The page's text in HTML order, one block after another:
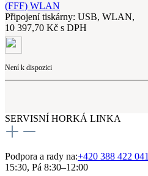
(FFF) WLAN
Připojení tiskárny: USB, WLAN,
10 397,70 Kč s DPH
Není k dispozici
SERVISNÍ HORKÁ LINKA
Podpora a rady na:+420 388 422 041
15:30, Pá 8:30–12:00